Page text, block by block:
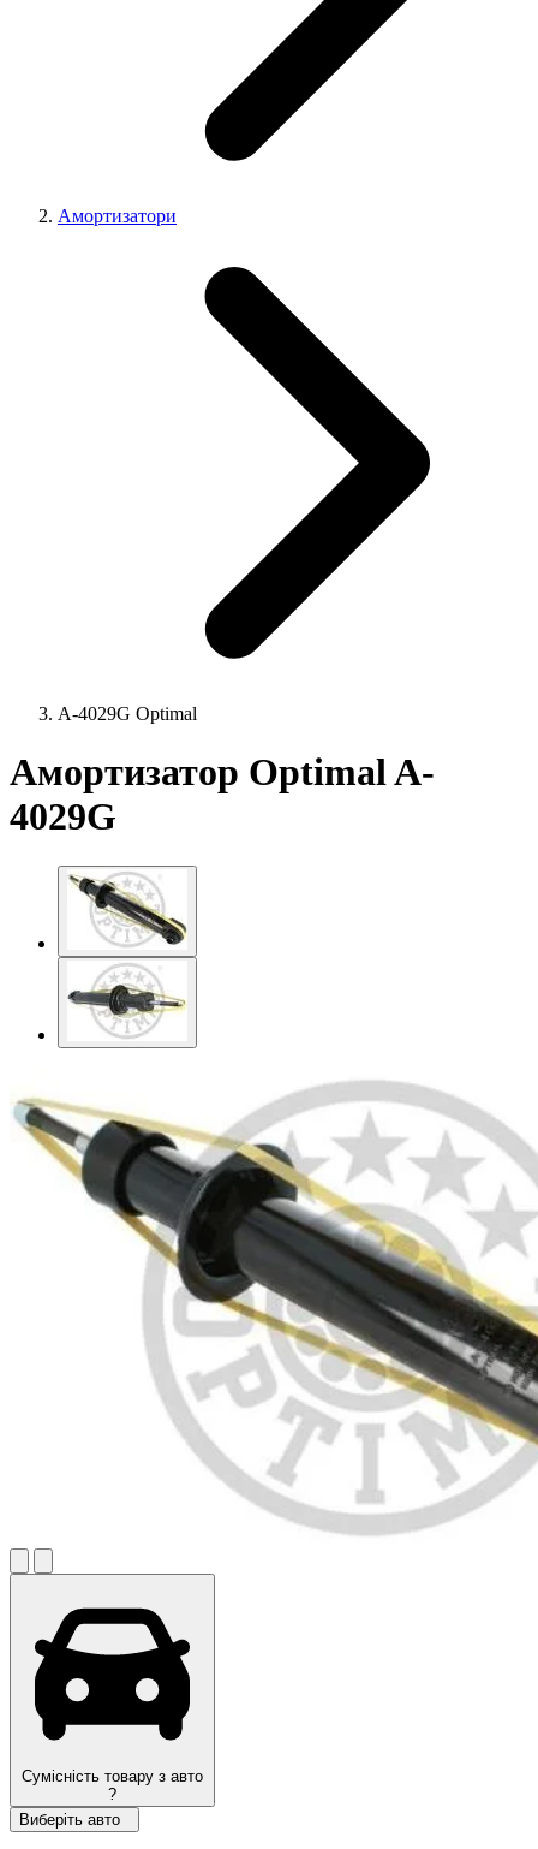
Амортизатори
A-4029G Optimal
Амортизатор Optimal A-
4029G
Сумісність товару з авто
?
Виберіть авто